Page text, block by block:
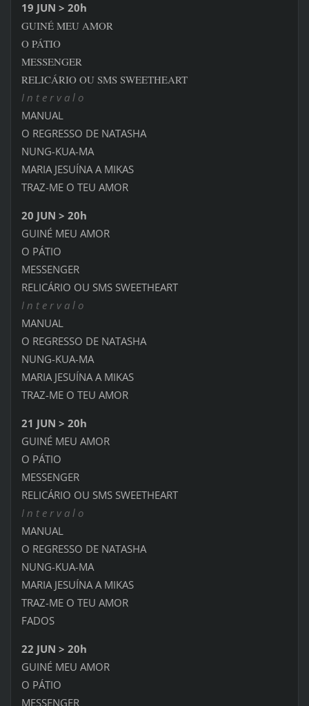
19 JUN > 20h
GUINÉ MEU AMOR
O PÁTIO
MESSENGER
RELICÁRIO OU SMS SWEETHEART
I n t e r v a l o
MANUAL
O REGRESSO DE NATASHA
NUNG-KUA-MA
MARIA JESUÍNA A MIKAS
TRAZ-ME O TEU AMOR
20 JUN > 20h
GUINÉ MEU AMOR
O PÁTIO
MESSENGER
RELICÁRIO OU SMS SWEETHEART
I n t e r v a l o
MANUAL
O REGRESSO DE NATASHA
NUNG-KUA-MA
MARIA JESUÍNA A MIKAS
TRAZ-ME O TEU AMOR
21 JUN > 20h
GUINÉ MEU AMOR
O PÁTIO
MESSENGER
RELICÁRIO OU SMS SWEETHEART
I n t e r v a l o
MANUAL
O REGRESSO DE NATASHA
NUNG-KUA-MA
MARIA JESUÍNA A MIKAS
TRAZ-ME O TEU AMOR
FADOS
22 JUN > 20h
GUINÉ MEU AMOR
O PÁTIO
MESSENGER